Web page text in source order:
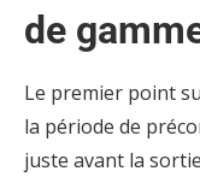
de
Le premier point
la période de
juste avant la